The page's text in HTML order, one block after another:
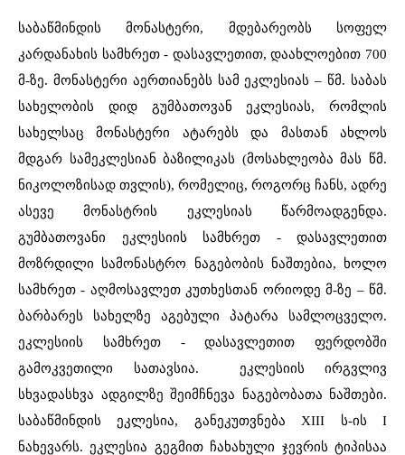
საბაწმინდის მონასტერი, მდებარეობს სოფელ
კარდანახის სამხრეთ - დასავლეთით, დაახლოებით 700
მ-ზე. მონასტერი აერთიანებს სამ ეკლესიას – წმ. საბას
სახელობის დიდ გუმბათოვან ეკლესიას, რომლის
სახელსაც მონასტერი ატარებს და მასთან ახლოს
მდგარ სამეკლესიან ბაზილიკას (მოსახლეობა მას წმ.
ნიკოლოზისად თვლის), რომელიც, როგორც ჩანს, ადრე
ასევე მონასტრის ეკლესიას წარმოადგენდა.
გუმბათოვანი ეკლესიის სამხრეთ - დასავლეთით
მოზრდილი სამონასტრო ნაგებობის ნაშთებია, ხოლო
სამხრეთ - აღმოსავლეთ კუთხესთან ორიოდე მ-ზე – წმ.
ბარბარეს სახელზე აგებული პატარა სამლოცველო.
ეკლესიის სამხრეთ - დასავლეთით ფერდობში
გამოკვეთილი სათავსია. ეკლესიის ირგვლივ
სხვადასხვა ადგილზე შეიმჩნევა ნაგებობათა ნაშთები.
საბაწმინდის ეკლესია, განეკუთვნება XIII ს-ის I
ნახევარს. ეკლესია გეგმით ჩახახული ჯევრის ტიპისაა